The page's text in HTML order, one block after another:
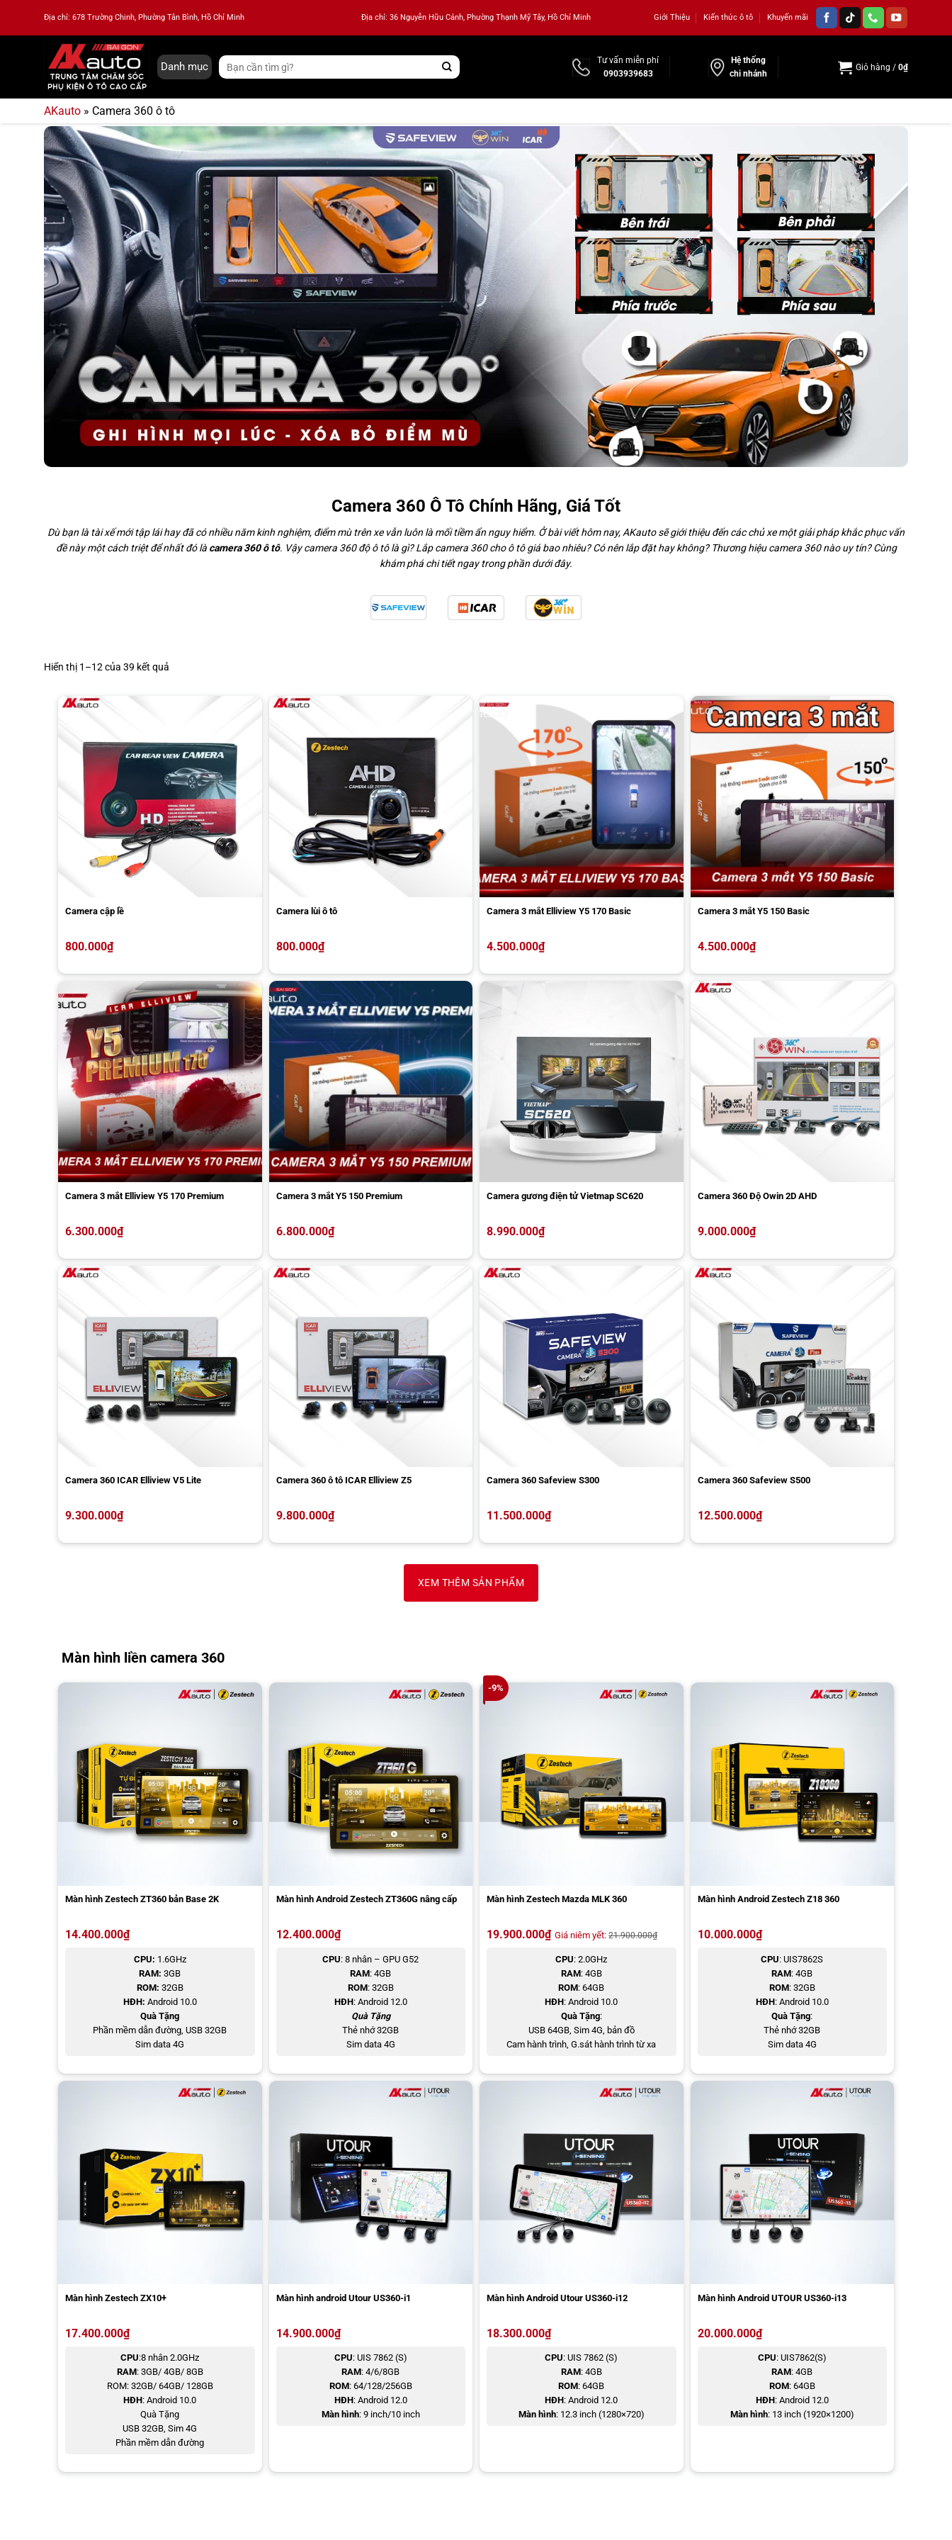
nội
Địa chỉ: 678 Trường Chinh, Phường Tân Bình, Hồ Chí Minh Địa chỉ: 36 Nguyễn Hữu Cảnh, Phường Thạnh Mỹ Tây, Hồ Chí Minh Giới Thiệu Kiến thức ô tô Khuyến mãi
Danh mục
Tìm
kiếm:
Tư vấn miễn phí
0903939683
Hệ thống
chi nhánh
Giỏ hàng / 0₫
AKauto » Camera 360 ô tô
Camera 360 Ô Tô Chính Hãng, Giá Tốt
Dù bạn là tài xế mới tập lái hay đã có nhiều năm kinh nghiệm, điểm mù trên xe vẫn luôn là mối tiềm ẩn nguy hiểm. Ở bài viết hôm nay, AKauto sẽ giới thiệu đến các chủ xe một giải pháp khắc phục vấn
đề này một cách triệt để nhất đó là camera 360 ô tô. Vậy camera 360 độ ô tô là gì? Lắp camera 360 cho ô tô giá bao nhiêu? Có nên lắp đặt hay không? Thương hiệu camera 360 nào uy tín? Cùng
khám phá chi tiết ngay trong phần dưới đây.
Hiển thị 1–12 của 39 kết quả
thấp
đến
cao
Camera cập lề
800.000₫
Camera lùi ô tô
800.000₫
Camera 3 mắt Elliview Y5 170 Basic
4.500.000₫
Camera 3 mắt Y5 150 Basic
4.500.000₫
Camera 3 mắt Elliview Y5 170 Premium
6.300.000₫
Camera 3 mắt Y5 150 Premium
6.800.000₫
Camera gương điện tử Vietmap SC620
8.990.000₫
Camera 360 Độ Owin 2D AHD
9.000.000₫
Camera 360 ICAR Elliview V5 Lite
9.300.000₫
Camera 360 ô tô ICAR Elliview Z5
9.800.000₫
Camera 360 Safeview S300
11.500.000₫
Camera 360 Safeview S500
12.500.000₫
XEM THÊM SẢN PHẨM
Màn hình liền camera 360
Màn hình Zestech ZT360 bản Base 2K
14.400.000₫
CPU: 1.6GHz
RAM: 3GB
ROM: 32GB
HĐH: Android 10.0
Quà Tặng
Phần mềm dẫn đường, USB 32GB
Sim data 4G
Màn hình Android Zestech ZT360G nâng cấp
12.400.000₫
CPU: 8 nhân – GPU G52
RAM: 4GB
ROM: 32GB
HĐH: Android 12.0
Quà Tặng
Thẻ nhớ 32GB
Sim data 4G
-9%
Màn hình Zestech Mazda MLK 360
19.900.000₫ Giá niêm yết: 21.900.000₫
CPU: 2.0GHz
RAM: 4GB
ROM: 64GB
HĐH: Android 10.0
Quà Tặng:
USB 64GB, Sim 4G, bản đồ
Cam hành trình, G.sát hành trình từ xa
Màn hình Android Zestech Z18 360
10.000.000₫
CPU: UIS7862S
RAM: 4GB
ROM: 32GB
HĐH: Android 10.0
Quà Tặng:
Thẻ nhớ 32GB
Sim data 4G
Màn hình Zestech ZX10+
17.400.000₫
CPU:8 nhân 2.0GHz
RAM: 3GB/ 4GB/ 8GB
ROM: 32GB/ 64GB/ 128GB
HĐH: Android 10.0
Quà Tặng
USB 32GB, Sim 4G
Phần mềm dẫn đường
Màn hình android Utour US360-i1
14.900.000₫
CPU: UIS 7862 (S)
RAM: 4/6/8GB
ROM: 64/128/256GB
HĐH: Android 12.0
Màn hình: 9 inch/10 inch
Màn hình Android Utour US360-i12
18.300.000₫
CPU: UIS 7862 (S)
RAM: 4GB
ROM: 64GB
HĐH: Android 12.0
Màn hình: 12.3 inch (1280×720)
Màn hình Android UTOUR US360-i13
20.000.000₫
CPU: UIS7862(S)
RAM: 4GB
ROM: 64GB
HĐH: Android 12.0
Màn hình: 13 inch (1920×1200)